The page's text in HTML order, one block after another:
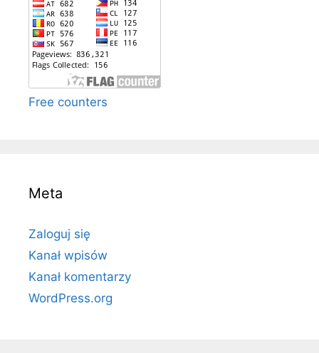
Free counters
Meta
Zaloguj się
Kanał wpisów
Kanał komentarzy
WordPress.org